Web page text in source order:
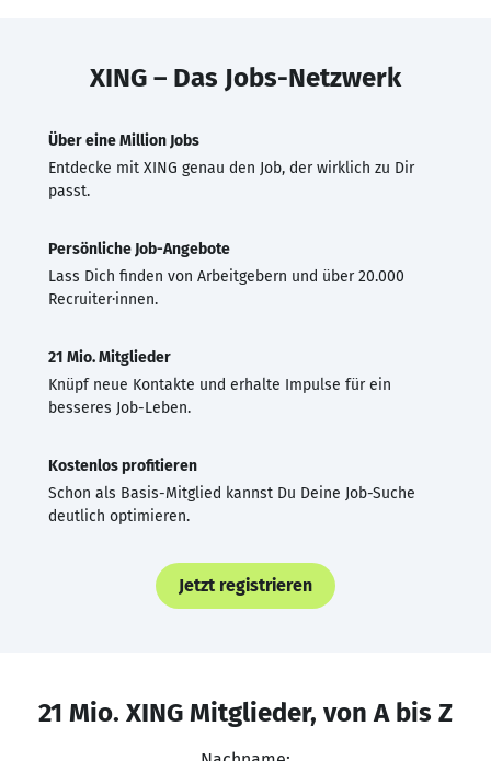
XING – Das Jobs-Netzwerk
Über eine Million Jobs
Entdecke mit XING genau den Job, der wirklich zu Dir
passt.
Persönliche Job-Angebote
Lass Dich finden von Arbeitgebern und über 20.000
Recruiter·innen.
21 Mio. Mitglieder
Knüpf neue Kontakte und erhalte Impulse für ein
besseres Job-Leben.
Kostenlos profitieren
Schon als Basis-Mitglied kannst Du Deine Job-Suche
deutlich optimieren.
Jetzt registrieren
21 Mio. XING Mitglieder, von A bis Z